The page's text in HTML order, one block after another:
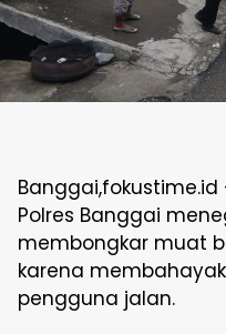
Banggai,fokustime.id
Polres Banggai
membongkar muat
karena
pengguna jalan.